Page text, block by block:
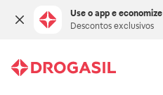
Use o app e economize
Descontos exclusivos